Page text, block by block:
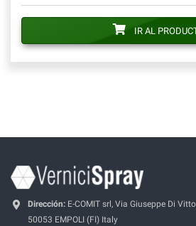
IR AL
Dirección: E-COMIT srl, Via Giuseppe Di
50053 EMPOLI (FI) Italy